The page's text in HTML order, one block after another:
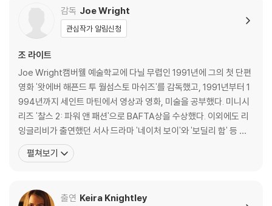
을 표현해 내며 아름다운 멜로 영화를 연출해 온 조 라이트 감독. 그는 제인
오스틴, 이안 맥이완과 같은 작가들의 소설을 영화화해 전 세계 영화 팬들
에게 아름답고 감동적인 러브스토리를 선사하는 탁월한 능력을 갖추기도
했다. 전작들에 이어 조 라이트 감독이 또 한번 유려한 솜씨를 발휘해 스크
니나]이다. 한편 조 라이트 감독과 [오만과 편견] [어톤먼트]에 이어 세 번
째 작품을 함께하는 워킹 타이틀사. 이미 프랑스 대문호 빅토르 위고의 동
명소설을 원작으로 한 뮤지컬 영화 [레미제라블]로 평단의 찬사는 물론 2
012년 세계적인 흥행에도 성공한 워킹 타이틀사가 또 한번 야심 차게 고전
의 재해석에 도전한다. 이들뿐 아니라 전 작품들에서 이미 환상의 호흡을
맞춰온 프로덕션 디자이너 사라 그린우드, 작곡가 다리오 마리오넬리, 의
상 디자이너 재클린 듀런을 비롯해 각색가 톰 스톱파드까지 모두 아카데미
니나]는 고전의 감동을 넘어 멜로 영화의 새로운 걸작으로 탄생되었다.
감독 Joe Wright
관심작가 알림신청
조 라이트
Joe Wright캠버웰 예술학교에 다닐 무렵인 1991년에 그의 첫 단편
영화 '왓에버 해픈드 투 월섬스토 마쉬즈'를 감독했고, 1991년부터 1
994년까지 세인트 마틴에서 영상과 영화, 미술을 공부했다. 미니시
리즈 '찰스 2: 파워 앤 패션'으로 BAFTA상을 수상했다. 이외에도 리
잉글리비가 출연했던 서사 드라마 '네이처 보이'와 '보딜리 함' 등 여
러 TV 시리즈를 연출했다. 장편 데뷔작인 '오만과 편견'으로 골든글
로브 작품상에 노미네이트 되며 단숨에 이름을 알린 조 라이트는 '어
으로 표현해 평단의 극찬을 받으
펼쳐보기
출연 Keira Knightley